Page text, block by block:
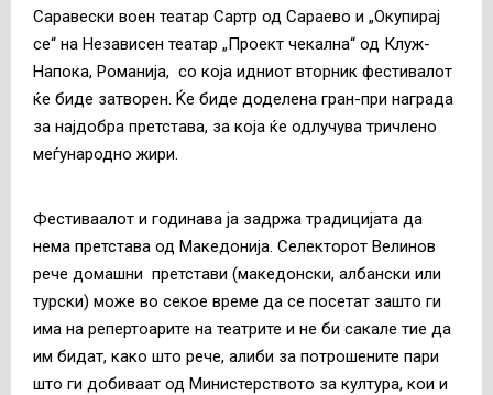
Саравески воен театар Сартр од Сараево и „Окупирај
се“ на Независен театар „Проект чекална“ од Клуж-
Напока, Романија, со која идниот вторник фестивалот
ќе биде затворен. Ќе биде доделена гран-при награда
за најдобра претстава, за која ќе одлучува тричлено
меѓународно жири.
Фестиваалот и годинава ја задржа традицијата да
нема претстава од Македонија. Селекторот Велинов
рече домашни претстави (македонски, албански или
турски) може во секое време да се посетат зашто ги
има на репертоарите на театрите и не би сакале тие да
им бидат, како што рече, алиби за потрошените пари
што ги добиваат од Министерството за култура, кои и